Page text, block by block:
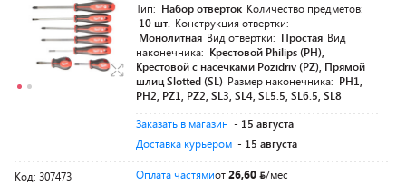
Тип: Набор отверток Количество предметов:
10 шт. Конструкция отвертки:
Монолитная Вид отвертки: Простая Вид
наконечника: Крестовой Philips (PH),
Крестовой с насечками Pozidriv (PZ), Прямой
шлиц Slotted (SL) Размер наконечника: PH1,
PH2, PZ1, PZ2, SL3, SL4, SL5.5, SL6.5, SL8
Заказать в магазин - 15 августа
Доставка курьером - 15 августа
Код: 307473 Оплата частямиот26,60
/мес